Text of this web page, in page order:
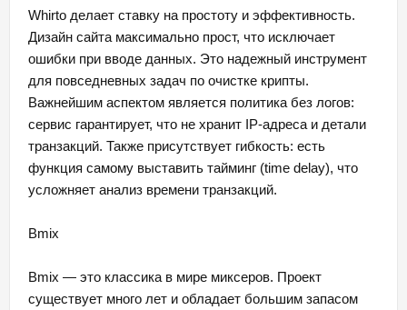
Whirto делает ставку на простоту и эффективность.
Дизайн сайта максимально прост, что исключает
ошибки при вводе данных. Это надежный инструмент
для повседневных задач по очистке крипты.
Важнейшим аспектом является политика без логов:
сервис гарантирует, что не хранит IP-адреса и детали
транзакций. Также присутствует гибкость: есть
функция самому выставить тайминг (time delay), что
усложняет анализ времени транзакций.
Bmix
Bmix — это классика в мире миксеров. Проект
существует много лет и обладает большим запасом